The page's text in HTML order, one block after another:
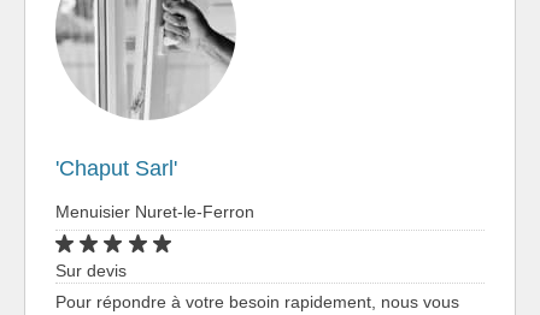
'Chaput Sarl'
Menuisier Nuret-le-Ferron
Sur devis
Pour répondre à votre besoin rapidement, nous vous